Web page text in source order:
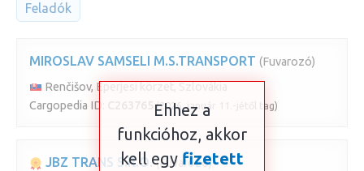
Feladók
MIROSLAV SAMSELI M.S.TRANSPORT (Fuvarozó)
Renčišov, Eperjesi körzet, Szlovákia
Cargopedia ID:
(2026. január 11.-jétől tag)
JBZ TRANS S.R.O. (Fuvarozó)
Ehhez a
funkcióhoz, akkor
kell egy fizetett